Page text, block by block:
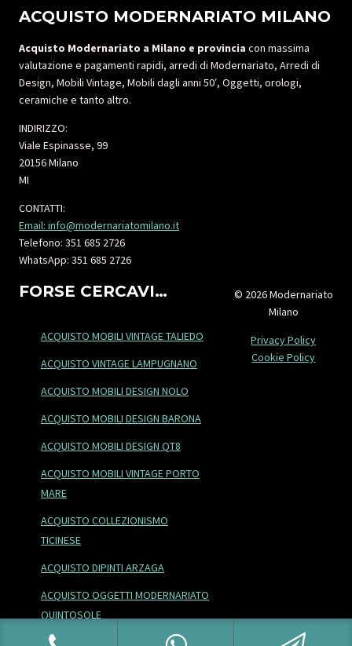
ACQUISTO MODERNARIATO MILANO
Acquisto Modernariato a Milano e provincia con massima
valutazione e pagamenti rapidi, arredi di Modernariato, Arredi di
Design, Mobili Vintage, Mobili dagli anni 50′, Oggetti, orologi,
ceramiche e tanto altro.
INDIRIZZO:
Viale Espinasse, 99
20156 Milano
MI
CONTATTI:
Email: info@modernariatomilano.it
Telefono: 351 685 2726
WhatsApp: 351 685 2726
FORSE CERCAVI…
ACQUISTO MOBILI VINTAGE TALIEDO
ACQUISTO VINTAGE LAMPUGNANO
ACQUISTO MOBILI DESIGN NOLO
ACQUISTO MOBILI DESIGN BARONA
ACQUISTO MOBILI DESIGN QT8
ACQUISTO MOBILI VINTAGE PORTO
MARE
ACQUISTO COLLEZIONISMO
TICINESE
ACQUISTO DIPINTI ARZAGA
ACQUISTO OGGETTI MODERNARIATO
QUINTOSOLE
ACQUISTO LAMPADE
© 2026 Modernariato
Milano
Privacy Policy
Cookie Policy